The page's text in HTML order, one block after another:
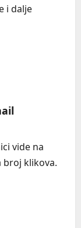
i dalje
vide na
broj klikova.